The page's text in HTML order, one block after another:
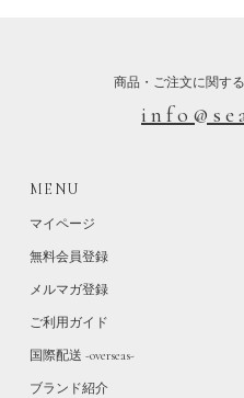
商品・ご注文に関す
MENU
マイページ
無料会員登録
メルマガ登録
ご利用ガイド
国際配送 -overseas-
ブランド紹介